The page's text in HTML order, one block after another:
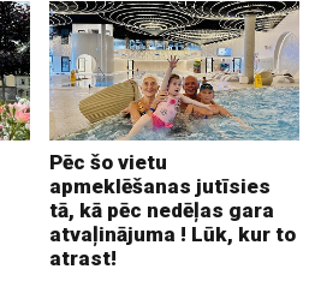
Pēc šo vietu
apmeklēšanas jutīsies
tā, kā pēc nedēļas gara
atvaļinājuma ! Lūk, kur to
atrast!